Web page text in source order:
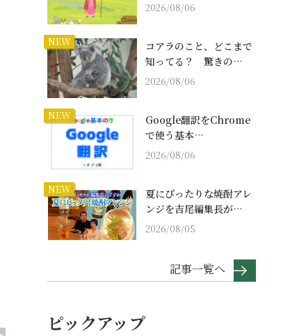
2026/08/06
NEW
コアラのこと、どこまで
知ってる？ 驚きの…
2026/08/06
NEW
Google翻訳をChrome
で使う基本…
2026/08/06
NEW
夏にぴったりな焼酎アレ
ンジを吉尾編集長が…
2026/08/05
記事一覧へ
ピックアップ